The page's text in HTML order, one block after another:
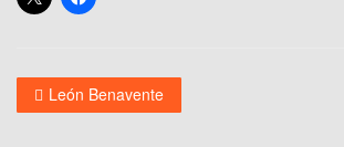
León Benavente